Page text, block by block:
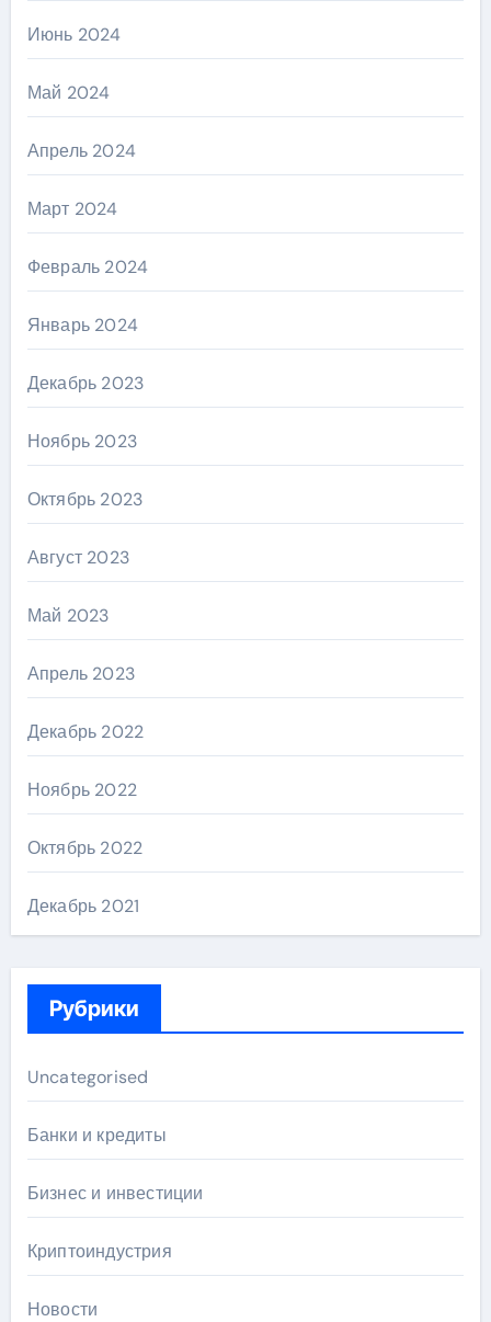
Июнь 2024
Май 2024
Апрель 2024
Март 2024
Февраль 2024
Январь 2024
Декабрь 2023
Ноябрь 2023
Октябрь 2023
Август 2023
Май 2023
Апрель 2023
Декабрь 2022
Ноябрь 2022
Октябрь 2022
Декабрь 2021
Рубрики
Uncategorised
Банки и кредиты
Бизнес и инвестиции
Криптоиндустрия
Новости